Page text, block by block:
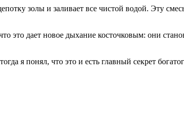
золы и заливает все чистой водой. Эту
это дает новое дыхание косточковым: они
я понял, что это и есть главный секрет